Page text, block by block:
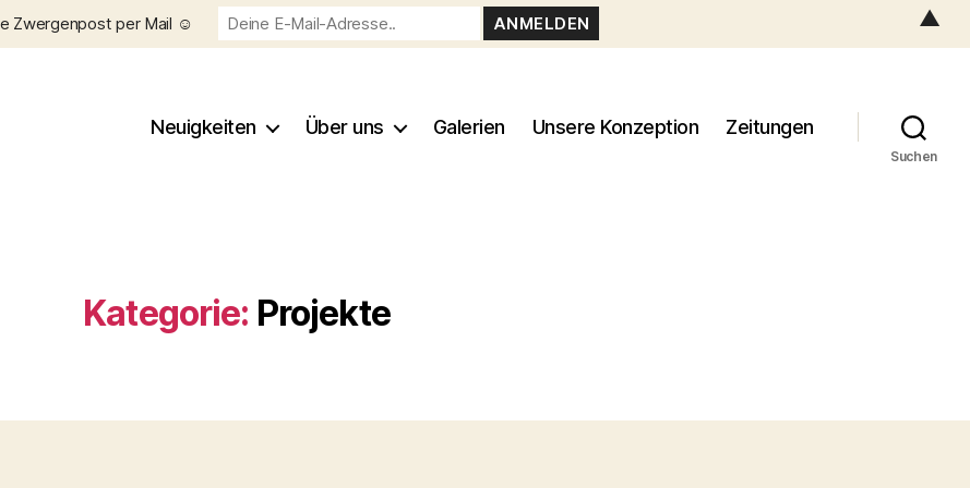
Neuigkeiten Über uns Galerien Unsere Konzeption Zeitungen
Suchen
Kategorie: Projekte
Zwergenpost per Mail ☺️ ▲